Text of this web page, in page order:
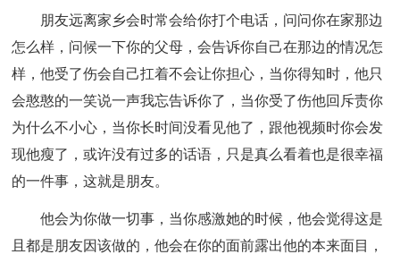
朋友远离家乡会时常会给你打个电话，问问你在家那边
怎么样，问候一下你的父母，会告诉你自己在那边的情况怎
样，他受了伤会自己扛着不会让你担心，当你得知时，他只
会憨憨的一笑说一声我忘告诉你了，当你受了伤他回斥责你
为什么不小心，当你长时间没看见他了，跟他视频时你会发
现他瘦了，或许没有过多的话语，只是真么看着也是很幸福
的一件事，这就是朋友。
他会为你做一切事，当你感激她的时候，他会觉得这是
且都是朋友因该做的，他会在你的面前露出他的本来面目，